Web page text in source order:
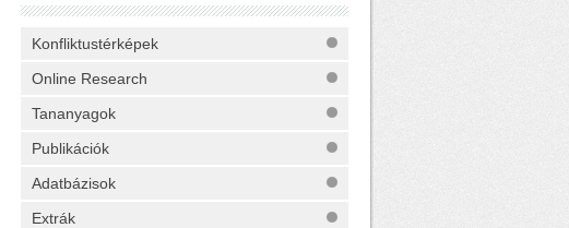
Konfliktustérképek
Online Research
Tananyagok
Publikációk
Adatbázisok
Extrák